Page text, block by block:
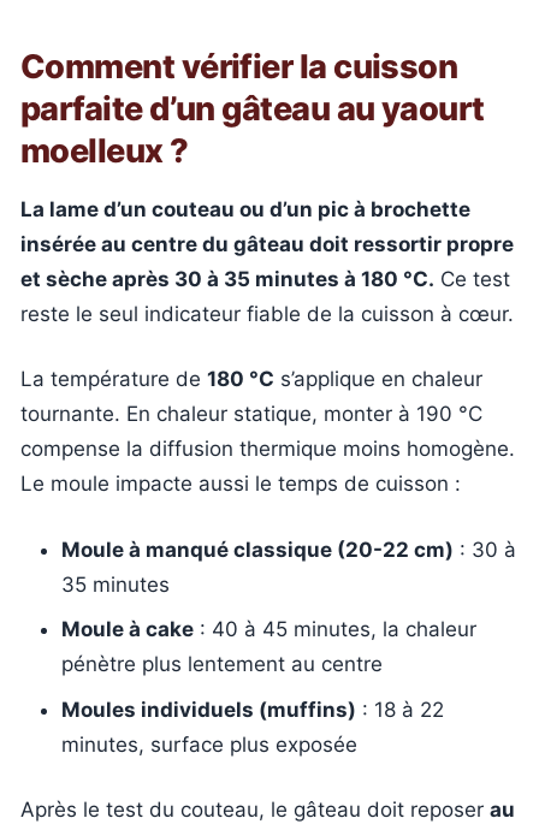
Comment vérifier la cuisson
parfaite d’un gâteau au yaourt
moelleux ?
La lame d’un couteau ou d’un pic à brochette
insérée au centre du gâteau doit ressortir propre
et sèche après 30 à 35 minutes à 180 °C. Ce test
reste le seul indicateur fiable de la cuisson à cœur.
La température de 180 °C s’applique en chaleur
tournante. En chaleur statique, monter à 190 °C
compense la diffusion thermique moins homogène.
Le moule impacte aussi le temps de cuisson :
Moule à manqué classique (20-22 cm) : 30 à
35 minutes
Moule à cake : 40 à 45 minutes, la chaleur
pénètre plus lentement au centre
Moules individuels (muffins) : 18 à 22
minutes, surface plus exposée
Après le test du couteau, le gâteau doit reposer au